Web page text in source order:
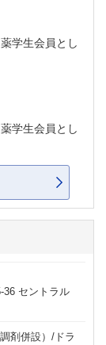
学生会員とし
学生会員とし
36 セントラル
剤併設）/ドラ